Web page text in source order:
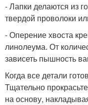
- Лапки делаются из
твердой проволоки
- Оперение хвоста
линолеума. От
зависеть пышность
Когда все детали
Тщательно
на основу,